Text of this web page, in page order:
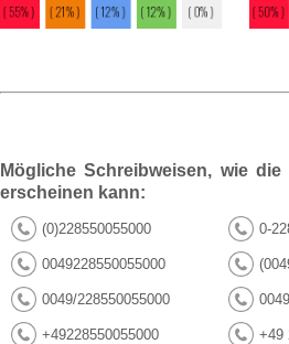
Mögliche Schreibweisen, wie
erscheinen kann:
(0)228550055000 0-
0049228550055000
0049/228550055000
+49228550055000 +49